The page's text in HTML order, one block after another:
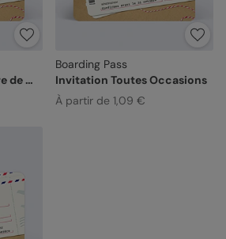
Invitation anniversaire de mariage
Boarding Pass
Invitation Toutes Occasions
À partir de 1,09 €